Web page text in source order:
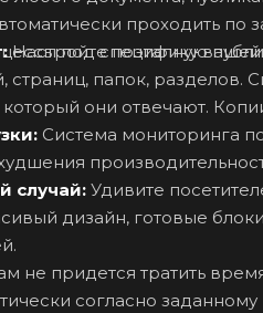
проходить
под специфику
Настройте поэтапную
страниц, папок,
который они отвечают.
Система мониторинга
случай: Удивите
дизайн, готовые
не придется тратить
согласно